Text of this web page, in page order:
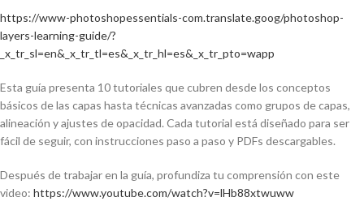
https://www-photoshopessentials-com.translate.goog/photoshop-
layers-learning-guide/?
_x_tr_sl=en&_x_tr_tl=es&_x_tr_hl=es&_x_tr_pto=wapp
Esta guía presenta 10 tutoriales que cubren desde los conceptos
básicos de las capas hasta técnicas avanzadas como grupos de capas,
alineación y ajustes de opacidad. Cada tutorial está diseñado para ser
fácil de seguir, con instrucciones paso a paso y PDFs descargables.
Después de trabajar en la guía, profundiza tu comprensión con este
video: https://www.youtube.com/watch?v=lHb88xtwuww